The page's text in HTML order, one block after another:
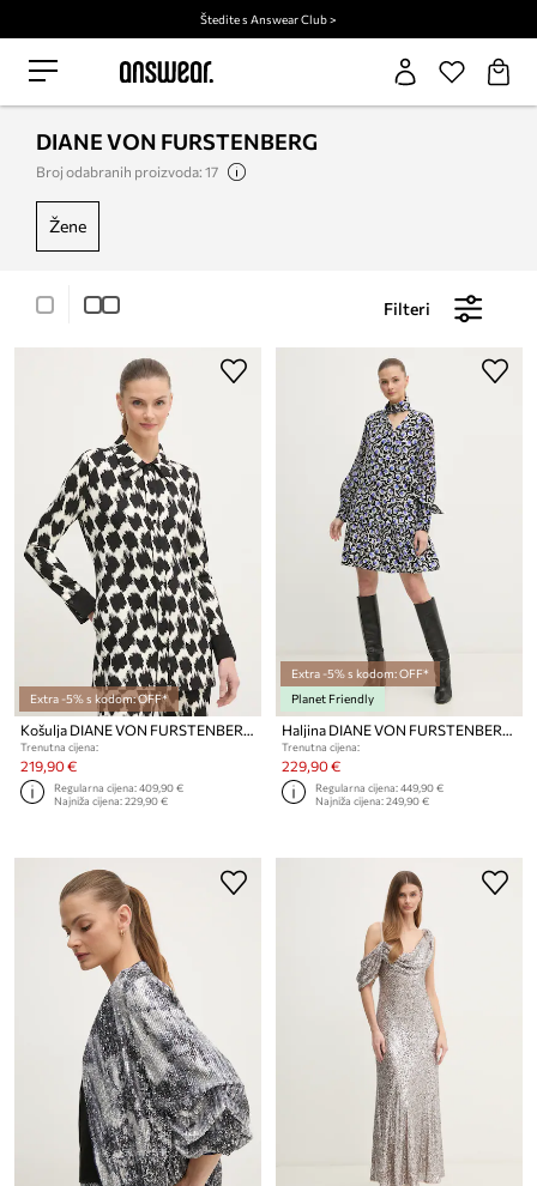
Štedite s Answear Club >
DIANE VON FURSTENBERG
Broj odabranih proizvoda: 17
žene
Filteri
Extra -5% s kodom: OFF*
Košulja DIANE VON FURSTENBERG
Trenutna cijena:
219,90 €
Regularna cijena:409,90 €
Najniža cijena:229,90 €
Extra -5% s kodom: OFF*
Planet Friendly
Haljina DIANE VON FURSTENBERG
Trenutna cijena:
229,90 €
Regularna cijena:449,90 €
Najniža cijena:249,90 €